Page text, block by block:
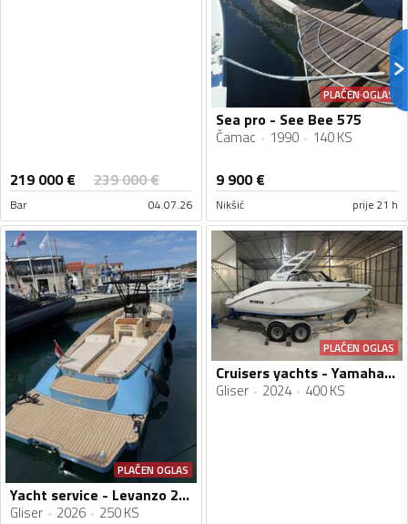
219 000€ 239 000€
Bar 04.07.26
PLAĆEN OGLAS
Sea pro - See Bee 575
Čamac 1990 140 KS
9 900€
Nikšić prije 21 h
PLAĆEN OGLAS
Yacht service - Levanzo 28 inboard - Lilybaeum yacht
Gliser 2026 250 KS
PLAĆEN OGLAS
Cruisers yachts - Yamaha 222 S
Gliser 2024 400 KS